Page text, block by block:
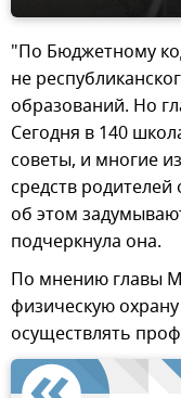
"По Бюджетному
не
образований. Но
Сегодня в 140
советы, и многие
средств
об этом
подчеркнула она.
По мнению главы
физическую
осуществлять